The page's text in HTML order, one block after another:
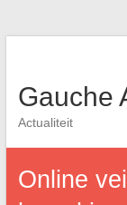
Gauche
Actualiteit
Online